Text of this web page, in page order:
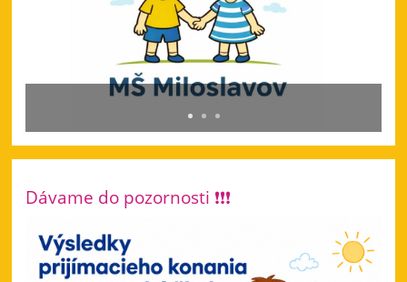
Dávame do pozornosti ❗❗❗